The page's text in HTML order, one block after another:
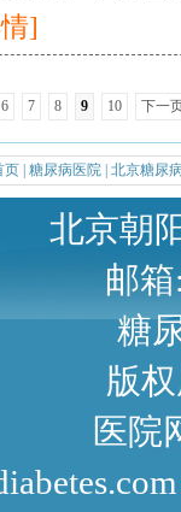
]
6 7 8 9 10 下一
页 糖尿病医院 北京糖尿
园东
邮箱
询
版
http://